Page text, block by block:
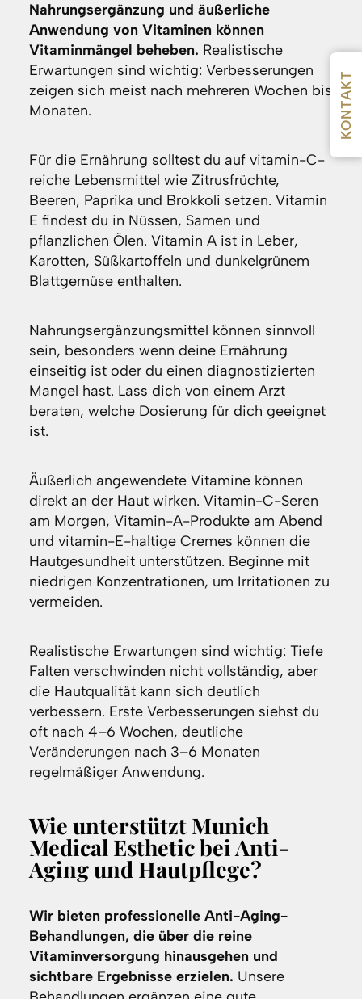
Nahrungsergänzung und äußerliche
Anwendung von Vitaminen können
Vitaminmängel beheben. Realistische
Erwartungen sind wichtig: Verbesserungen
zeigen sich meist nach mehreren Wochen bis
Monaten.
Für die Ernährung solltest du auf vitamin-C-
reiche Lebensmittel wie Zitrusfrüchte,
Beeren, Paprika und Brokkoli setzen. Vitamin
E findest du in Nüssen, Samen und
pflanzlichen Ölen. Vitamin A ist in Leber,
Karotten, Süßkartoffeln und dunkelgrünem
Blattgemüse enthalten.
Nahrungsergänzungsmittel können sinnvoll
sein, besonders wenn deine Ernährung
einseitig ist oder du einen diagnostizierten
Mangel hast. Lass dich von einem Arzt
beraten, welche Dosierung für dich geeignet
ist.
Äußerlich angewendete Vitamine können
direkt an der Haut wirken. Vitamin-C-Seren
am Morgen, Vitamin-A-Produkte am Abend
und vitamin-E-haltige Cremes können die
Hautgesundheit unterstützen. Beginne mit
niedrigen Konzentrationen, um Irritationen zu
vermeiden.
Realistische Erwartungen sind wichtig: Tiefe
Falten verschwinden nicht vollständig, aber
die Hautqualität kann sich deutlich
verbessern. Erste Verbesserungen siehst du
oft nach 4–6 Wochen, deutliche
Veränderungen nach 3–6 Monaten
regelmäßiger Anwendung.
Wie unterstützt Munich
Medical Esthetic bei Anti-
Aging und Hautpflege?
Wir bieten professionelle Anti-Aging-
Behandlungen, die über die reine
Vitaminversorgung hinausgehen und
sichtbare Ergebnisse erzielen. Unsere
KONTAKT